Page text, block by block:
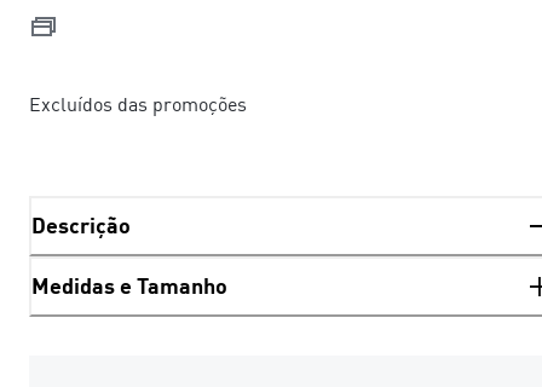
Excluídos das promoções
Descrição
Medidas e Tamanho